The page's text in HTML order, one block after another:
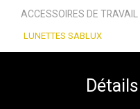
ACCESSOIRES DE TRAVAIL
LUNETTES SABLUX